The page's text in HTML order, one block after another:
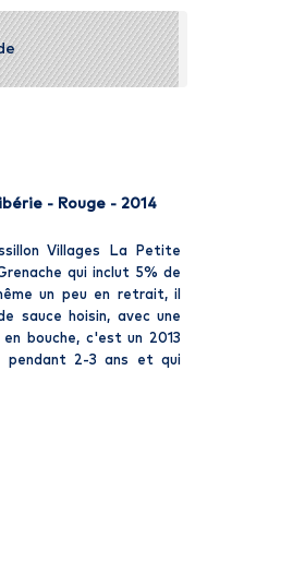
- Rouge - 2014
Villages La Petite
qui inclut 5% de
un peu en retrait, il
sauce hoisin, avec une
bouche, c'est un 2013
pendant 2-3 ans et qui